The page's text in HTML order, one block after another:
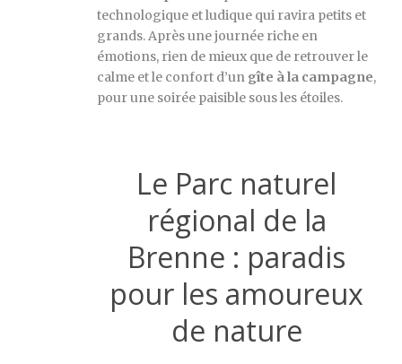
technologique et ludique qui ravira petits et
grands. Après une journée riche en
émotions, rien de mieux que de retrouver le
calme et le confort d’un gîte à la campagne,
pour une soirée paisible sous les étoiles.
Le Parc naturel
régional de la
Brenne : paradis
pour les amoureux
de nature